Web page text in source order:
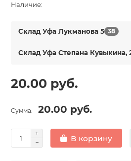
Наличие:
Склад Уфа Лукманова 5 38
Склад Уфа Степана Кувыкина,
20.00 руб.
Сумма: 20.00 руб.
В корзину